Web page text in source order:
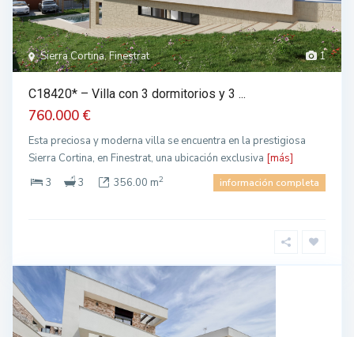
1
Sierra Cortina, Finestrat
C18420* – Villa con 3 dormitorios y 3 ...
760.000 €
Esta preciosa y moderna villa se encuentra en la prestigiosa
Sierra Cortina, en Finestrat, una ubicación exclusiva [más]
3
3 356.00 m2 información completa